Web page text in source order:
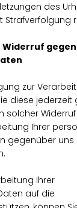
des
Strafverfolgung
zur
diese jederzeit
solcher
Ihrer
gegenüber uns
Ihrer
auf die